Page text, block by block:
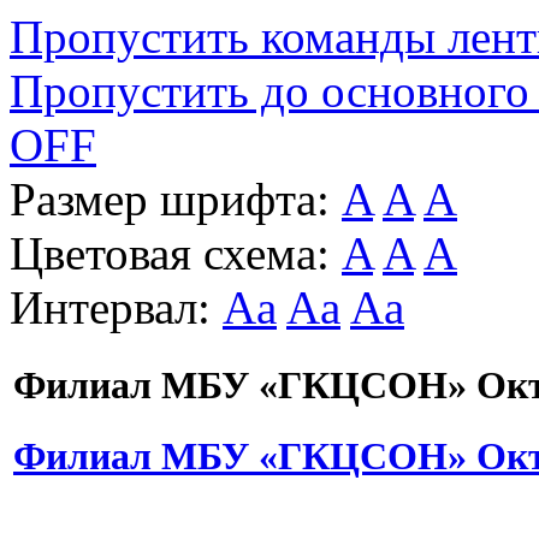
Пропустить команды
Пропустить до основного
OFF
Размер шрифта: A A A
Цветовая схема: A A A
Интервал: Aa Aa Aa
Филиал МБУ «ГКЦСОН»
Филиал МБУ «ГКЦСОН»